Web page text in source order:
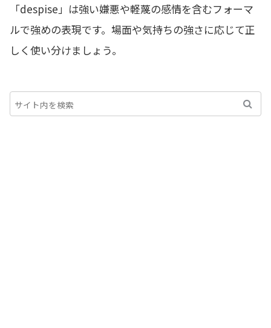
「despise」は強い嫌悪や軽蔑の感情を含むフォーマ
ルで強めの表現です。場面や気持ちの強さに応じて正
しく使い分けましょう。